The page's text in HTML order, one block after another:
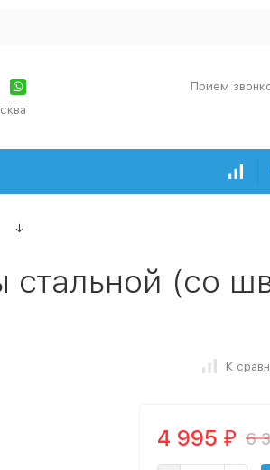
Прием
↓
стальной (со
К
4 995 ₽ 6